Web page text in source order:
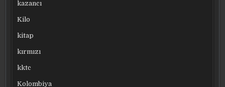
kazancı
Kilo
kitap
kırmızı
kktc
Kolombiya